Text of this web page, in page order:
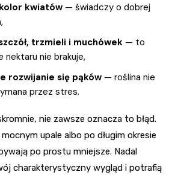
kwiatów — świadczy o dobrej
trzmieli i muchówek — to
nektaru nie brakuje,
rozwijanie się pąków — roślina nie
przez stres.
nie zawsze oznacza to błąd.
upale albo po długim okresie
po prostu mniejsze. Nadal
charakterystyczny wygląd i potrafią